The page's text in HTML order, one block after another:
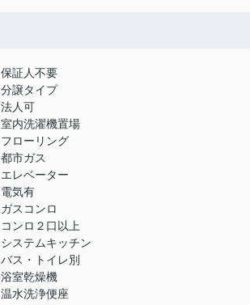
保証人不要
分譲タイプ
法人可
室内洗濯機置場
フローリング
都市ガス
エレベーター
電気有
ガスコンロ
コンロ２口以上
システムキッチン
バス・トイレ別
浴室乾燥機
温水洗浄便座